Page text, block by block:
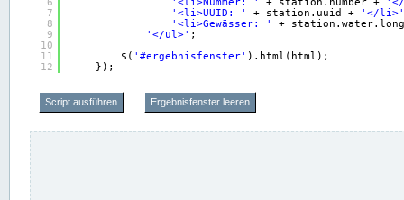
7
8
9
10
11
12
'<li>UUID: '
+ station.uuid +
'</li>'
'<li>Gewässer: '
+
'</ul>' ;
$( '#ergebnisfenster' ).html(html);
});
Script ausführen Ergebnisfenster leeren